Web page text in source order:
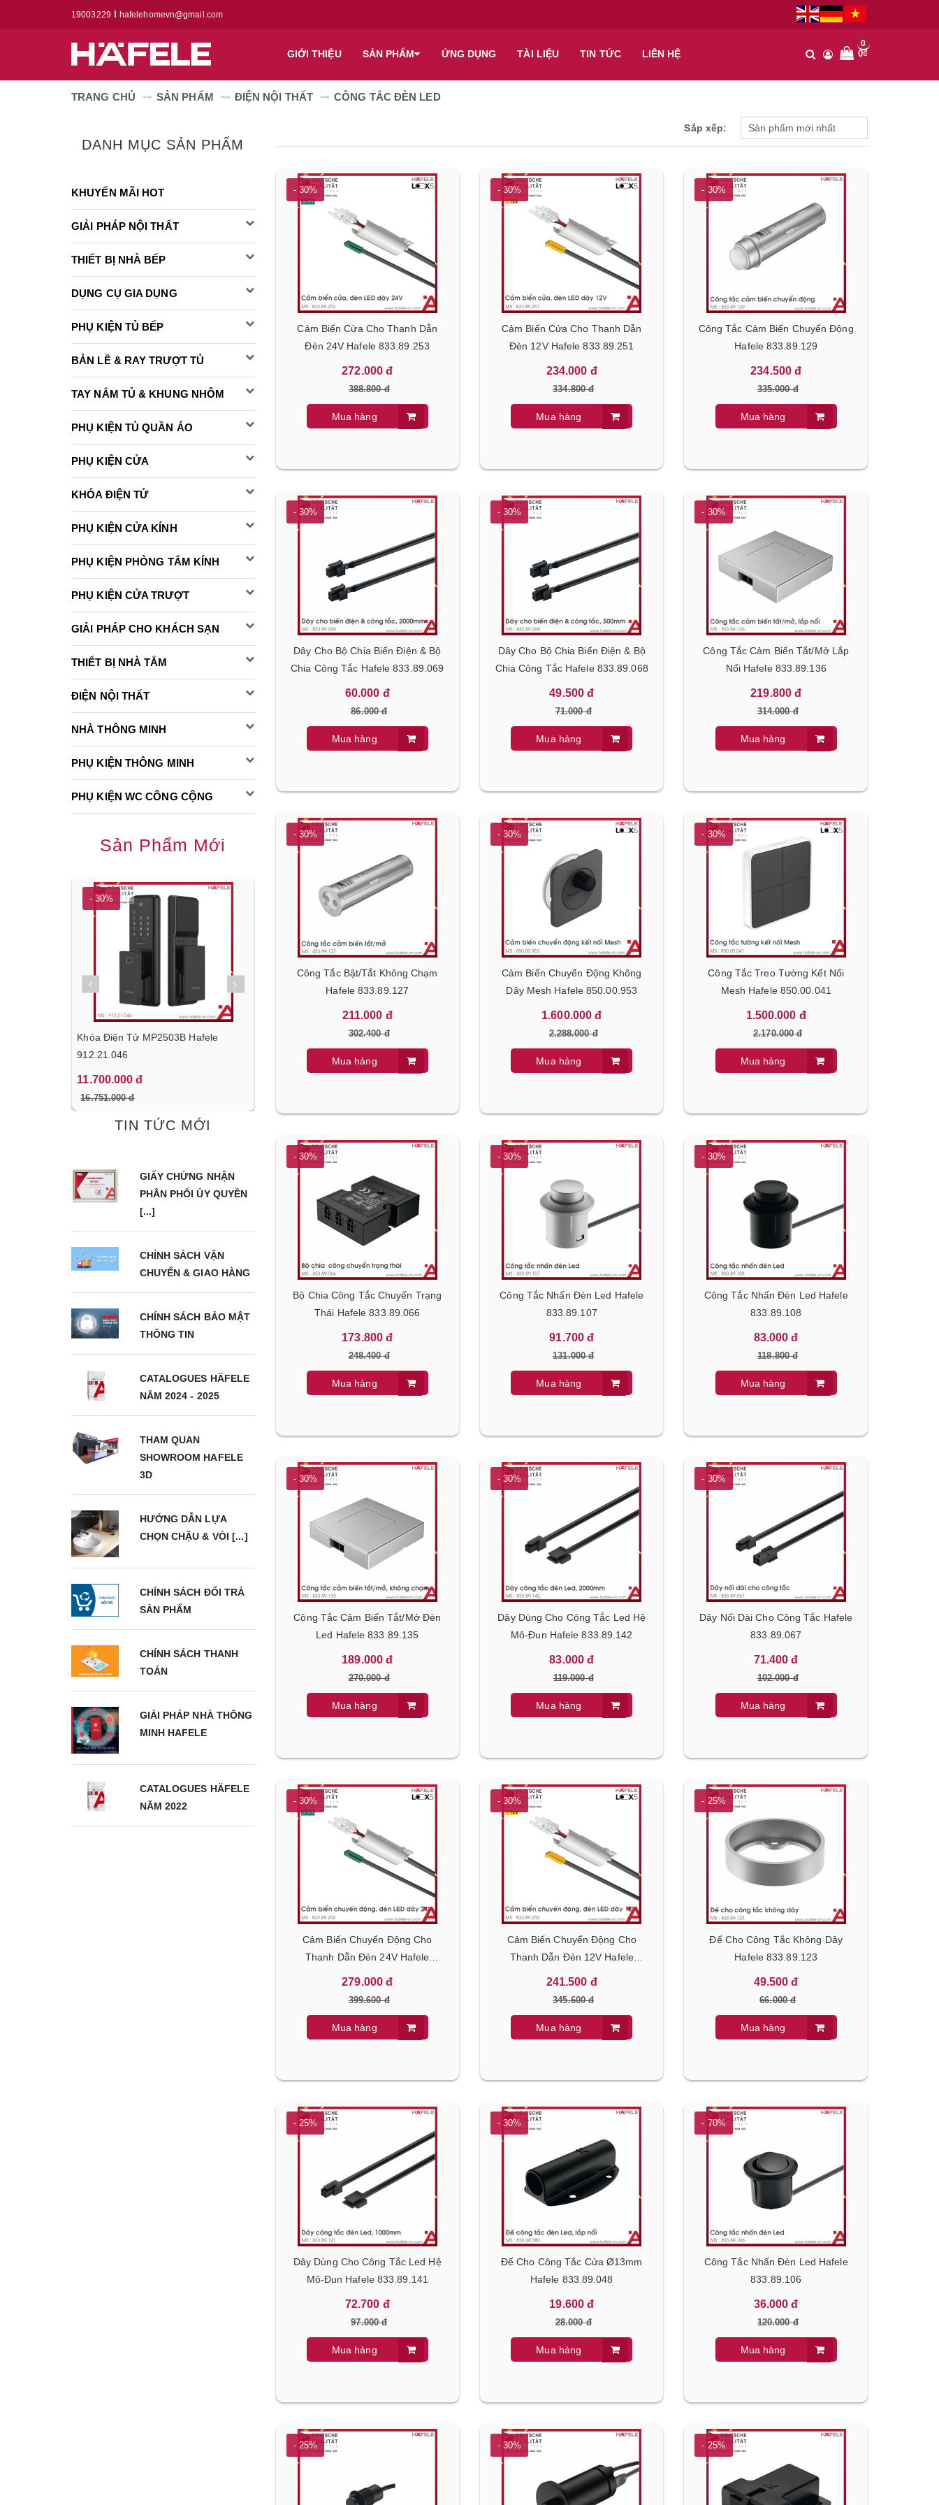
19003229 hafelehomevn@gmail.com
GIỚI THIỆU SẢN PHẨM ỨNG DỤNG TÀI LIỆU TIN TỨC LIÊN HỆ
0
0₫
TRANG CHỦ SẢN PHẨM ĐIỆN NỘI THẤT CÔNG TẮC ĐÈN LED
DANH MỤC SẢN PHẨM
KHUYẾN MÃI HOT
GIẢI PHÁP NỘI THẤT
THIẾT BỊ NHÀ BẾP
DỤNG CỤ GIA DỤNG
PHỤ KIỆN TỦ BẾP
BẢN LỀ & RAY TRƯỢT TỦ
TAY NẮM TỦ & KHUNG NHÔM
PHỤ KIỆN TỦ QUẦN ÁO
PHỤ KIỆN CỬA
KHÓA ĐIỆN TỬ
PHỤ KIỆN CỬA KÍNH
PHỤ KIỆN PHÒNG TẮM KÍNH
PHỤ KIỆN CỬA TRƯỢT
GIẢI PHÁP CHO KHÁCH SẠN
THIẾT BỊ NHÀ TẮM
ĐIỆN NỘI THẤT
NHÀ THÔNG MINH
PHỤ KIỆN THÔNG MINH
PHỤ KIỆN WC CÔNG CỘNG
Sản Phẩm Mới
- 30%
Khóa Điện Tử MP2503B Hafele
912.21.046
11.700.000 đ
16.751.000 đ
Tủ Lạnh Đơn Ngăn Đá Dưới HF-
BF324 Hafele 534.14.231
Bộ Nồi Chảo HS-CW4CX Hafele
Tủ Bảo Quản Rượu Âm HW-C62BB
Hafele 533.17.001
B6054B Hafele 538.21.362
TIN TỨC MỚI
GIẤY CHỨNG NHẬN
PHÂN PHỐI ỦY QUYỀN
[...]
CHÍNH SÁCH VẬN
CHUYỂN & GIAO HÀNG
CHÍNH SÁCH BẢO MẬT
THÔNG TIN
CATALOGUES HÄFELE
NĂM 2024 - 2025
THAM QUAN
SHOWROOM HAFELE
3D
HƯỚNG DẪN LỰA
CHỌN CHẬU & VÒI [...]
CHÍNH SÁCH ĐỔI TRẢ
SẢN PHẨM
CHÍNH SÁCH THANH
TOÁN
GIẢI PHÁP NHÀ THÔNG
MINH HAFELE
CATALOGUES HÄFELE
NĂM 2022
Sắp xếp:
- 30%
Cảm Biến Cửa Cho Thanh Dẫn
Đèn 24V Hafele 833.89.253
272.000 đ
388.800 đ
Mua hàng
- 30%
Cảm Biến Cửa Cho Thanh Dẫn
Đèn 12V Hafele 833.89.251
234.000 đ
334.800 đ
Mua hàng
- 30%
Công Tắc Cảm Biến Chuyển Động
Hafele 833.89.129
234.500 đ
335.000 đ
Mua hàng
- 30%
Dây Cho Bộ Chia Biến Điện & Bộ
Chia Công Tắc Hafele 833.89.069
60.000 đ
86.000 đ
Mua hàng
- 30%
Dây Cho Bộ Chia Biến Điện & Bộ
Chia Công Tắc Hafele 833.89.068
49.500 đ
71.000 đ
Mua hàng
- 30%
Công Tắc Cảm Biến Tắt/Mở Lắp
Nổi Hafele 833.89.136
219.800 đ
314.000 đ
Mua hàng
- 30%
Công Tắc Bật/Tắt Không Chạm
Hafele 833.89.127
211.000 đ
302.400 đ
Mua hàng
- 30%
Cảm Biến Chuyển Động Không
Dây Mesh Hafele 850.00.953
1.600.000 đ
2.288.000 đ
Mua hàng
- 30%
Công Tắc Treo Tường Kết Nối
Mesh Hafele 850.00.041
1.500.000 đ
2.170.000 đ
Mua hàng
- 30%
Bộ Chia Công Tắc Chuyến Trạng
Thái Hafele 833.89.066
173.800 đ
248.400 đ
Mua hàng
- 30%
Công Tắc Nhấn Đèn Led Hafele
833.89.107
91.700 đ
131.000 đ
Mua hàng
- 30%
Công Tắc Nhấn Đèn Led Hafele
833.89.108
83.000 đ
118.800 đ
Mua hàng
- 30%
Công Tắc Cảm Biến Tắt/Mở Đèn
Led Hafele 833.89.135
189.000 đ
270.000 đ
Mua hàng
- 30%
Dây Dùng Cho Công Tắc Led Hệ
Mô-Đun Hafele 833.89.142
83.000 đ
119.000 đ
Mua hàng
- 30%
Dây Nối Dài Cho Công Tắc Hafele
833.89.067
71.400 đ
102.000 đ
Mua hàng
- 30%
Cảm Biến Chuyển Động Cho
Thanh Dẫn Đèn 24V Hafele
279.000 đ
399.600 đ
Mua hàng
- 30%
Cảm Biến Chuyển Động Cho
Thanh Dẫn Đèn 12V Hafele
241.500 đ
345.600 đ
Mua hàng
- 25%
Đế Cho Công Tắc Không Dây
Hafele 833.89.123
49.500 đ
66.000 đ
Mua hàng
- 25%
Dây Dùng Cho Công Tắc Led Hệ
Mô-Đun Hafele 833.89.141
72.700 đ
97.000 đ
Mua hàng
- 30%
Đế Cho Công Tắc Cửa Ø13mm
Hafele 833.89.048
19.600 đ
28.000 đ
Mua hàng
- 70%
Công Tắc Nhấn Đèn Led Hafele
833.89.106
36.000 đ
120.000 đ
Mua hàng
- 25% - 30% - 25%